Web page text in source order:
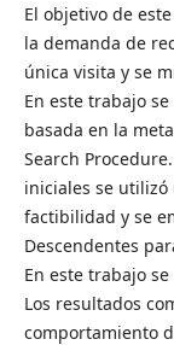
El objetivo de
la demanda de
única visita y se
En este trabajo
basada en la
Search
iniciales se
factibilidad y se
Descendentes
En este trabajo
Los resultados
comportamiento